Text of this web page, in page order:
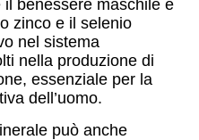
benessere maschile e
zinco e il selenio
nel sistema
nella produzione di
essenziale per la
dell’uomo.
può anche